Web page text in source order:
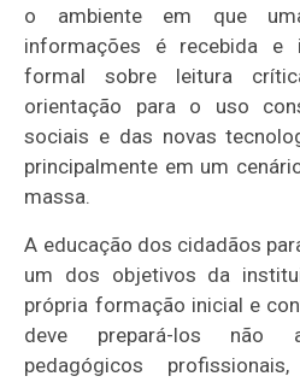
o ambiente em que
informações é recebida e
formal sobre leitura
orientação para o uso
sociais e das novas
principalmente em um
massa.
A educação dos cidadãos
um dos objetivos da
própria formação inicial e
deve prepará-los não
pedagógicos